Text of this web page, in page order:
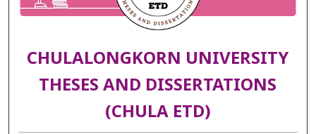
CHULALONGKORN UNIVERSITY
THESES AND DISSERTATIONS
(CHULA ETD)